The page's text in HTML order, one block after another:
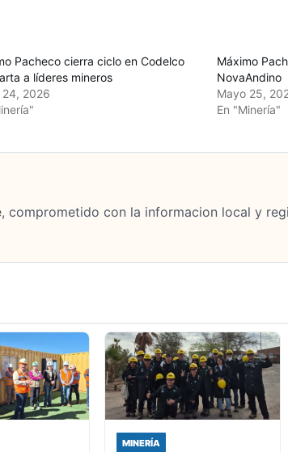
Pacheco cierra ciclo en Codelco
a líderes mineros
24, 2026
Máximo
NovaAndino
Mayo 25,
En "Minería"
comprometido con la informacion local y
MINERÍA